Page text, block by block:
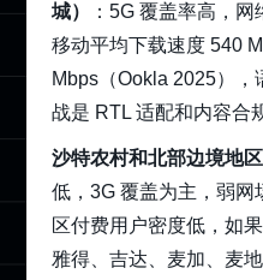
城）
：5G 覆盖率高，
移动平均下载速度 540
Mbps（Ookla 2025）
战是 RTL 适配和内容合
沙特农村和北部边境地区
低，3G 覆盖为主，弱网
区付费用户密度低，如
雅得、吉达、麦加、麦